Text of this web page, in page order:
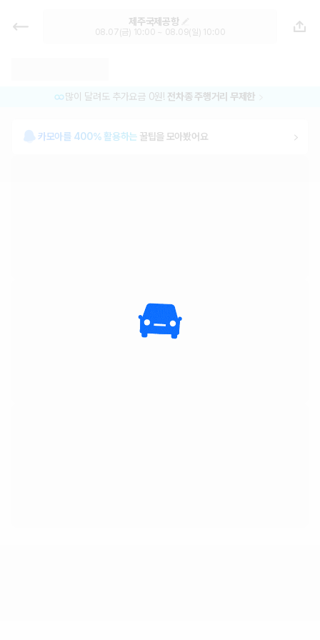
제주렌트카 추천 | 최저가 한눈에 가
격비교 1위 제주도 렌터카 카모아
제주국제공항
08.07(금) 10:00 ~ 08.09(일) 10:00
많이 달려도 추가요금 0원! 전차종 주행거리 무제한
카모아를 400% 활용하는 꿀팁을 모아봤어요